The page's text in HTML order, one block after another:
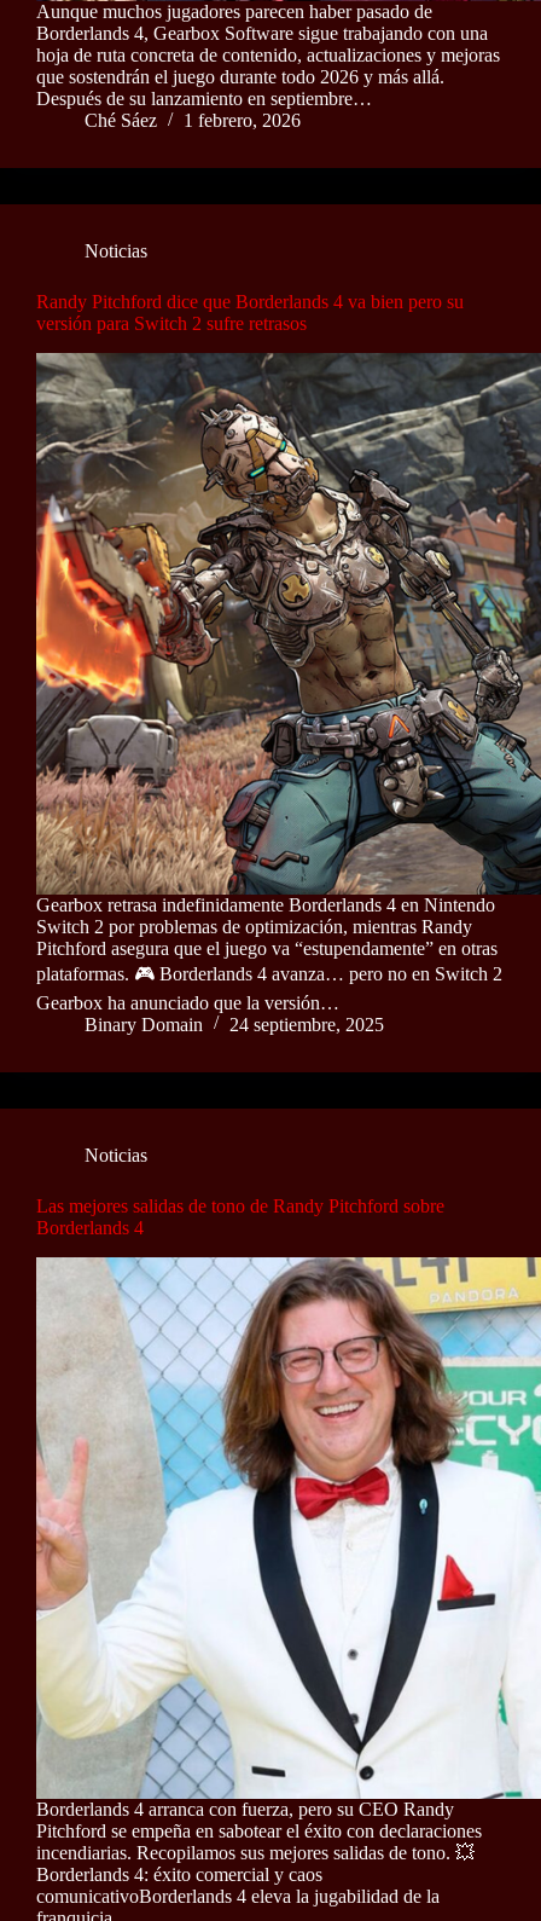
Aunque muchos jugadores parecen haber pasado de
Borderlands 4, Gearbox Software sigue trabajando con una
hoja de ruta concreta de contenido, actualizaciones y mejoras
que sostendrán el juego durante todo 2026 y más allá.
Después de su lanzamiento en septiembre…
Ché Sáez
1 febrero, 2026
Noticias
Randy Pitchford dice que Borderlands 4 va bien pero su
versión para Switch 2 sufre retrasos
Gearbox retrasa indefinidamente Borderlands 4 en Nintendo
Switch 2 por problemas de optimización, mientras Randy
Pitchford asegura que el juego va “estupendamente” en otras
plataformas. 🎮 Borderlands 4 avanza… pero no en Switch 2
Gearbox ha anunciado que la versión…
Binary Domain
24 septiembre, 2025
Noticias
Las mejores salidas de tono de Randy Pitchford sobre
Borderlands 4
Borderlands 4 arranca con fuerza, pero su CEO Randy
Pitchford se empeña en sabotear el éxito con declaraciones
incendiarias. Recopilamos sus mejores salidas de tono. 💥
Borderlands 4: éxito comercial y caos
comunicativoBorderlands 4 eleva la jugabilidad de la